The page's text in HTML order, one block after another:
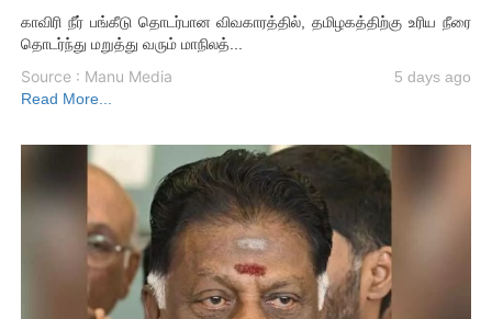
காவிரி நீர் பங்கீடு தொடர்பான விவகாரத்தில், தமிழகத்திற்கு உரிய நீரை
தொடர்ந்து மறுத்து வரும் மாநிலத்...
Source : Manu Media
5 days ago
Read More...